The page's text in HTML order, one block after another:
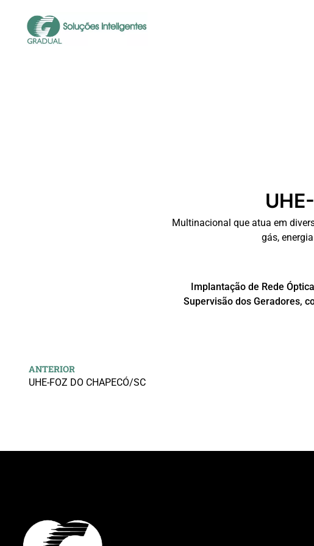
Multinacional que atua em
gás,
Implantação de Rede
Supervisão dos Geradores,
ANTERIOR
UHE-FOZ DO CHAPECÓ/SC